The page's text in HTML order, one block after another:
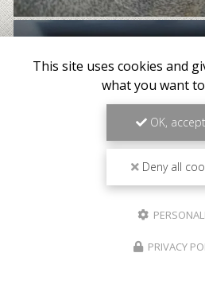
This site uses cookies and
what you want
OK,
Deny all
PRIVACY